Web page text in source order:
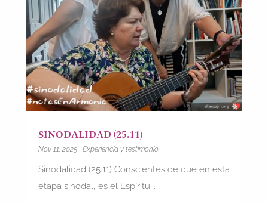
SINODALIDAD (25.11)
Nov 11, 2025| Experiencia y testimonio
Sinodalidad (25.11) Conscientes de que en esta
etapa sinodal, es el Espíritu...